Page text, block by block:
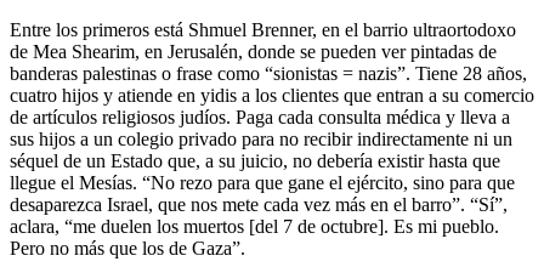
Entre los primeros está Shmuel Brenner, en el barrio ultraortodoxo
de Mea Shearim, en Jerusalén, donde se pueden ver pintadas de
banderas palestinas o frase como “sionistas = nazis”. Tiene 28 años,
cuatro hijos y atiende en yidis a los clientes que entran a su comercio
de artículos religiosos judíos. Paga cada consulta médica y lleva a
sus hijos a un colegio privado para no recibir indirectamente ni un
séquel de un Estado que, a su juicio, no debería existir hasta que
llegue el Mesías. “No rezo para que gane el ejército, sino para que
desaparezca Israel, que nos mete cada vez más en el barro”. “Sí”,
aclara, “me duelen los muertos [del 7 de octubre]. Es mi pueblo.
Pero no más que los de Gaza”.